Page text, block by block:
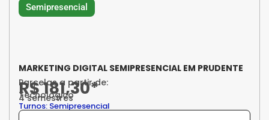
Semipresencial
MARKETING DIGITAL SEMIPRESENCIAL EM PRUDENTE
Parcelas a partir de:
R$ 181,30*
Tecnológico
4 semestres
Turnos: Semipresencial